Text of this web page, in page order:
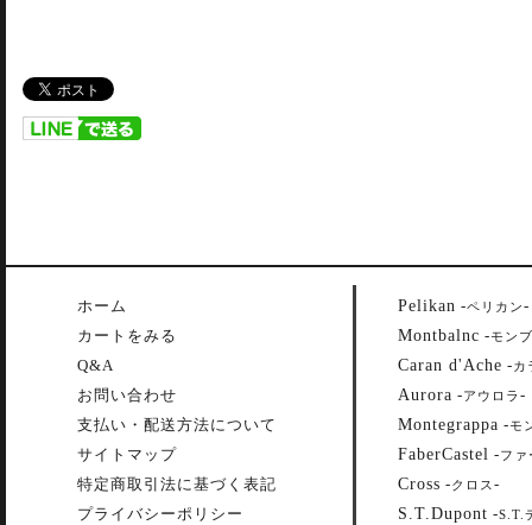
ホーム
カートをみる
Q&A
お問い合わせ
支払い・配送方法について
サイトマップ
特定商取引法に基づく表記
プライバシーポリシー
Pelikan -ペリカン-
Montbalnc -モン
Caran d'Ache -カ
Aurora -アウロラ -
Montegrappa -モ
FaberCastel -ファ
Cross -クロス-
S.T.Dupont -S.T.